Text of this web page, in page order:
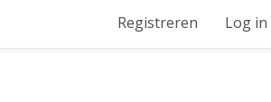
Registreren Log in